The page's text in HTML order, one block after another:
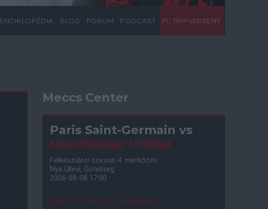
ENCIKLOPÉDIA BLOG FÓRUM PODCAST PL TIPPVERSENY
Meccs Center
Paris Saint-Germain vs
Manchester United
Felkészülési szezon 4. mérkőzés
Nya Ullevi, Göteborg
2026-08-08 17:00
0 nap 7 óra 38 perc 8 másodperc